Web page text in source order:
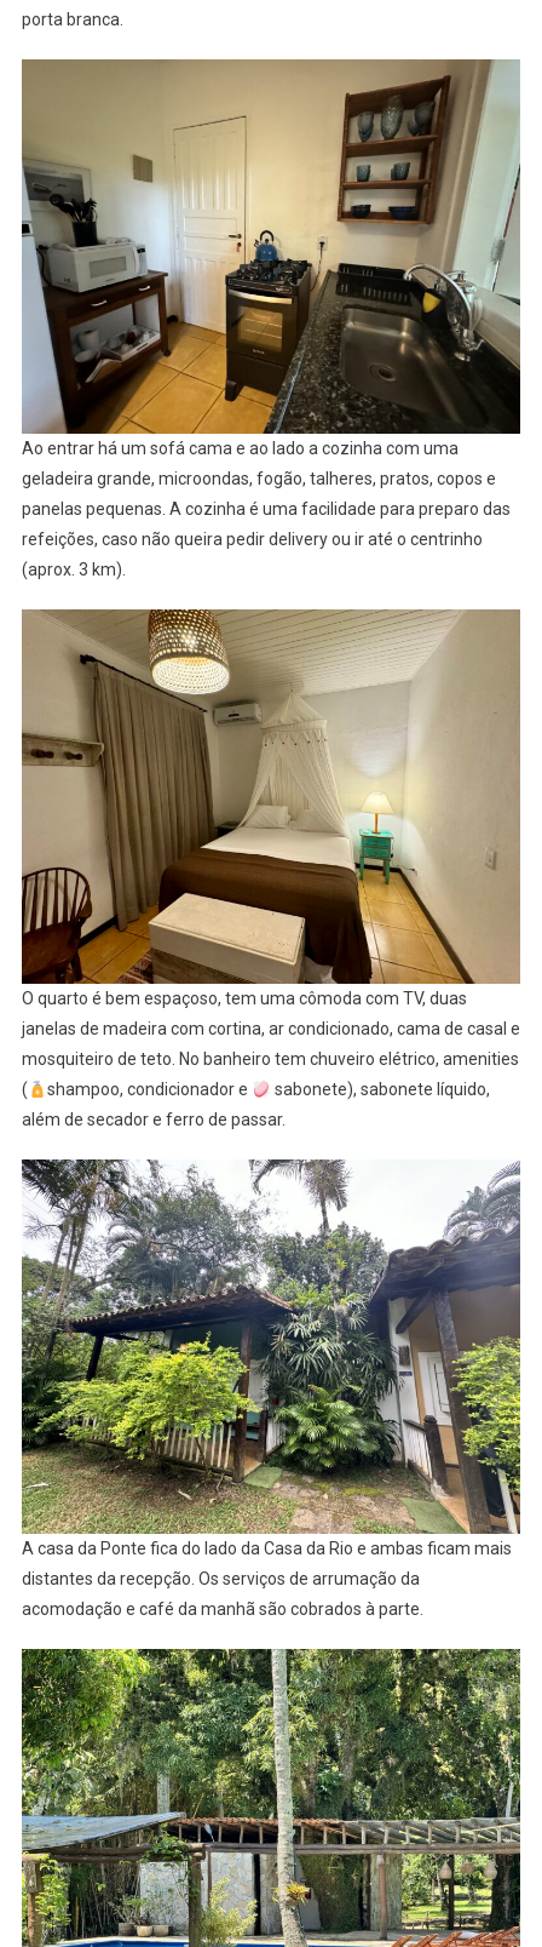
porta branca.
Ao entrar há um sofá cama e ao lado a cozinha com uma
geladeira grande, microondas, fogão, talheres, pratos, copos e
panelas pequenas. A cozinha é uma facilidade para preparo das
refeições, caso não queira pedir delivery ou ir até o centrinho
(aprox. 3 km).
O quarto é bem espaçoso, tem uma cômoda com TV, duas
janelas de madeira com cortina, ar condicionado, cama de casal e
mosquiteiro de teto. No banheiro tem chuveiro elétrico, amenities
(
shampoo, condicionador e
sabonete), sabonete líquido,
além de secador e ferro de passar.
A casa da Ponte fica do lado da Casa da Rio e ambas ficam mais
distantes da recepção. Os serviços de arrumação da
acomodação e café da manhã são cobrados à parte.